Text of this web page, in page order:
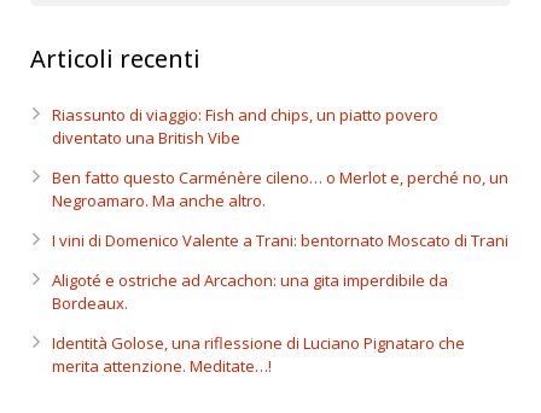
Articoli recenti
Riassunto di viaggio: Fish and chips, un piatto povero
diventato una British Vibe
Ben fatto questo Carménère cileno… o Merlot e, perché no, un
Negroamaro. Ma anche altro.
I vini di Domenico Valente a Trani: bentornato Moscato di Trani
Aligoté e ostriche ad Arcachon: una gita imperdibile da
Bordeaux.
Identità Golose, una riflessione di Luciano Pignataro che
merita attenzione. Meditate…!